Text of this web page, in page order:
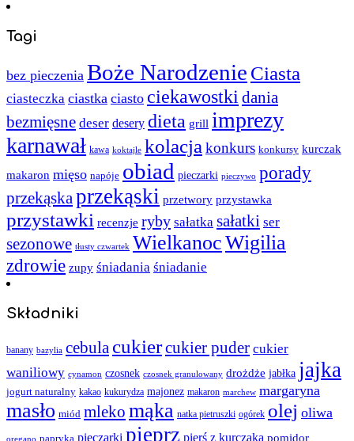
Tagi
bez pieczenia Boże Narodzenie Ciasta
ciasteczka ciastka ciasto ciekawostki dania
bezmięsne deser desery dieta grill imprezy
karnawał kawa koktajle kolacja konkurs konkursy kurczak
makaron mięso napóje obiad pieczarki pieczywo porady
przekąskaprzekąski przetwory przystawka
przystawki recenzje ryby sałatka sałatki ser
sezonowe tłusty czwartek WielkanocWigilia
zdrowie zupy śniadania śniadanie
Składniki
banany bazylia cebula cukiercukier puder cukier
waniliowy cynamon czosnek czosnek granulowany drożdże jabłka jajka
jogurt naturalny kakao kukurydza majonez makaron marchew margaryna
masło miód mleko mąka natka pietruszki ogórek olej oliwa
oregano papryka pieczarki pieprz pierś z kurczaka pomidor